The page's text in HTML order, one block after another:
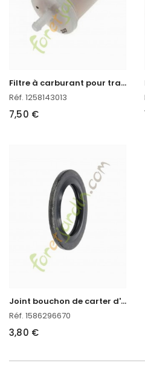
F
iltre à carburant pour tracteur kubota
Réf. 1258143013
7,50 €
J
oint bouchon de carter d'huile kubota 1586296670
Réf. 1586296670
3,80 €